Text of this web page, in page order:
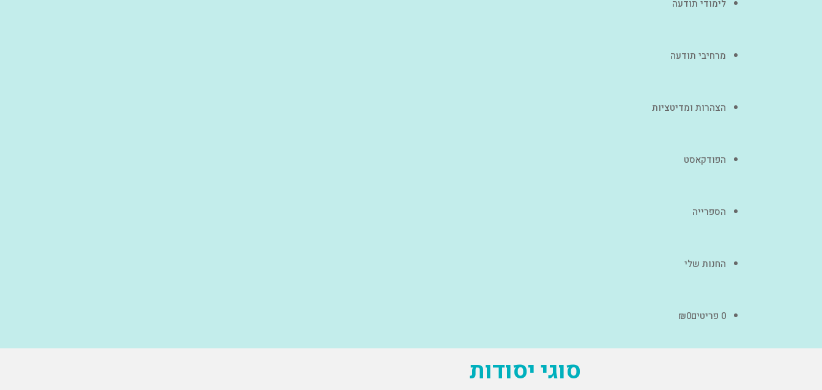
לימודי תודעה
מרחיבי תודעה
הצהרות ומדיטציות
הפודקאסט
הספרייה
החנות שלי
0 פריטים ₪0
סוגי יסודות